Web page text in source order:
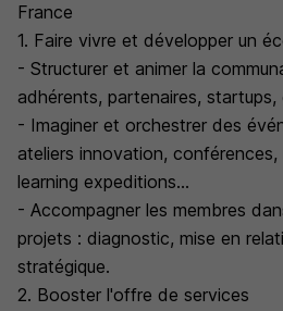
France
1. Faire vivre et développer un
- Structurer et animer la
adhérents, partenaires, startups,
- Imaginer et orchestrer des
ateliers innovation,
learning expeditions...
- Accompagner les membres
projets : diagnostic, mise en
stratégique.
2. Booster l'offre de services